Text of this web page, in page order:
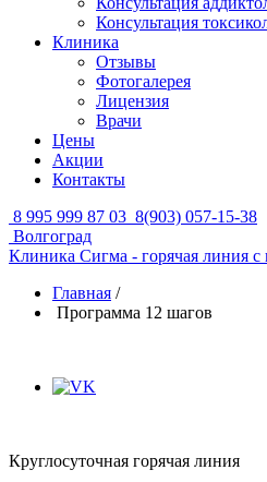
Консультация
Клиника
Отзывы
Фотогалерея
Лицензия
Врачи
Цены
Акции
Контакты
8 995 999 87 03 8(903) 057-15-38
Волгоград
Клиника Сигма - горячая линия с
Главная /
Программа 12 шагов
Круглосуточная горячая линия